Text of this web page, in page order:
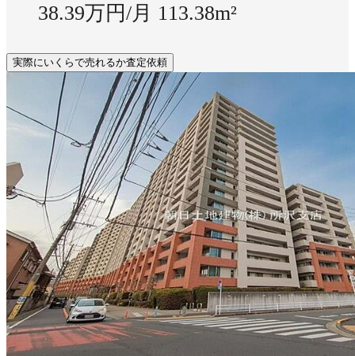
38.39万円/月 113.38m²
実際にいくらで売れるか査定依頼